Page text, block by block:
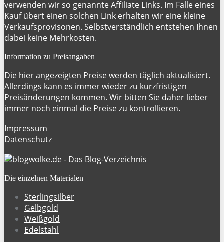
verwenden wir so genannte Affiliate Links. Im Falle eines
Kauf übert einen solchen Link erhalten wir eine kleine
Verkaufsprovisonen. Selbstverständlich entstehen Ihnen
dabei keine Mehrkosten.
Information zu Preisangaben
Die hier angezeigten Preise werden täglich aktualisiert.
Allerdings kann es immer wieder zu kurzfristigen
Preisänderungen kommen. Wir bitten Sie daher lieber
immer noch einmal die Preise zu kontrollieren.
Impressum
Datenschutz
Die einzelnen Materialen
Sterlingsilber
Gelbgold
Weißgold
Edelstahl